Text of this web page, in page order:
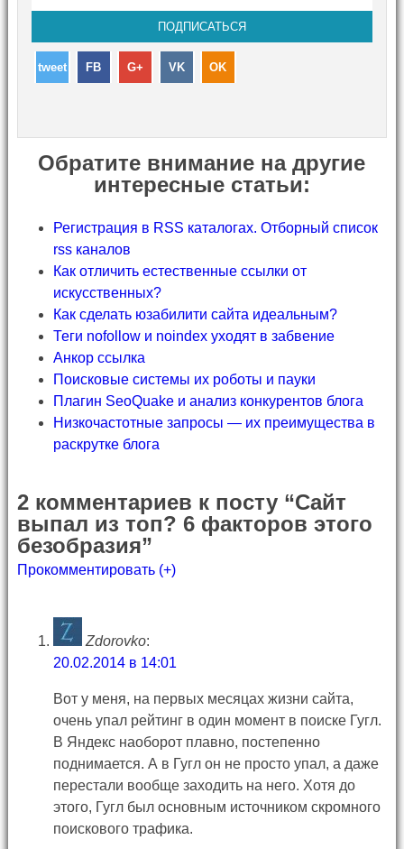
tweet FB G+ VK OK
Обратите внимание на другие
интересные статьи:
Регистрация в RSS каталогах. Отборный список
rss каналов
Как отличить естественные ссылки от
искусственных?
Как сделать юзабилити сайта идеальным?
Теги nofollow и noindex уходят в забвение
Анкор ссылка
Поисковые системы их роботы и пауки
Плагин SeoQuake и анализ конкурентов блога
Низкочастотные запросы — их преимущества в
раскрутке блога
2 комментариев к посту “Сайт
выпал из топ? 6 факторов этого
безобразия”
Прокомментировать (+)
Zdorovko:
20.02.2014 в 14:01
Вот у меня, на первых месяцах жизни сайта,
очень упал рейтинг в один момент в поиске Гугл.
В Яндекс наоборот плавно, постепенно
поднимается. А в Гугл он не просто упал, а даже
перестали вообще заходить на него. Хотя до
этого, Гугл был основным источником скромного
поискового трафика.